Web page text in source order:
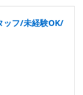
ッフ/未経験OK/